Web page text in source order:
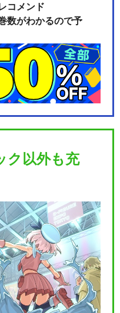
しゃトーマス（シリー
）
んしゃトーマス みんなあ
れ!しゅっぱつ…
きかんしゃトーマス ト
スをすくえ!…
きかんしゃトーマス 伝
英雄
コメンド
数がわかるので予
ク以外も充